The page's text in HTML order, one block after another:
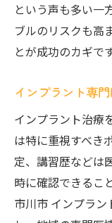
という声も多い一
ブルのリスクも高
とが成功のカギです
インプラント専
インプラント治療
は特に重視すべき
定、講習歴などは
時に確認できるこ
市川市 インプラ